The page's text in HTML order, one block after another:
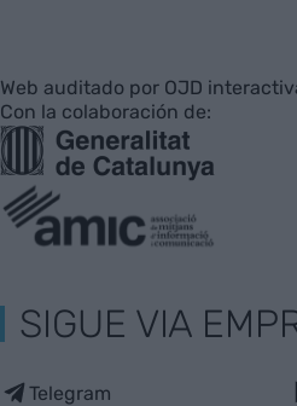
Web auditado por OJD
Con la colaboración de:
SIGUE VIA
Telegram